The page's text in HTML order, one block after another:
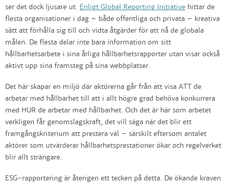
ser det dock ljusare ut. Enligt Global Reporting Initiative hittar de
flesta organisationer i dag – både offentliga och privata – kreativa
sätt att förhålla sig till och vidta åtgärder för att nå de globala
målen. De flesta delar inte bara information om sitt
hållbarhetsarbete i sina årliga hållbarhetsrapporter utan visar också
aktivt upp sina framsteg på sina webbplatser.
Det här skapar en miljö där aktörerna går från att visa ATT de
arbetar med hållbarhet till att i allt högre grad behöva konkurrera
med HUR de arbetar med hållbarhet. Och det är här som arbetet
verkligen får genomslagskraft, det vill säga när det blir ett
framgångskriterium att prestera väl – särskilt eftersom antalet
aktörer som utvärderar hållbarhetsprestationer ökar och regelverket
blir allt strängare.
ESG-rapportering är återigen ett tecken på detta. De ökande kraven